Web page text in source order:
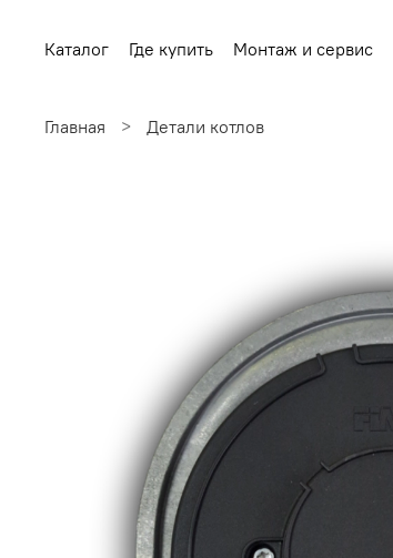
Каталог Где купить Монтаж и сервис
Главная Детали котлов